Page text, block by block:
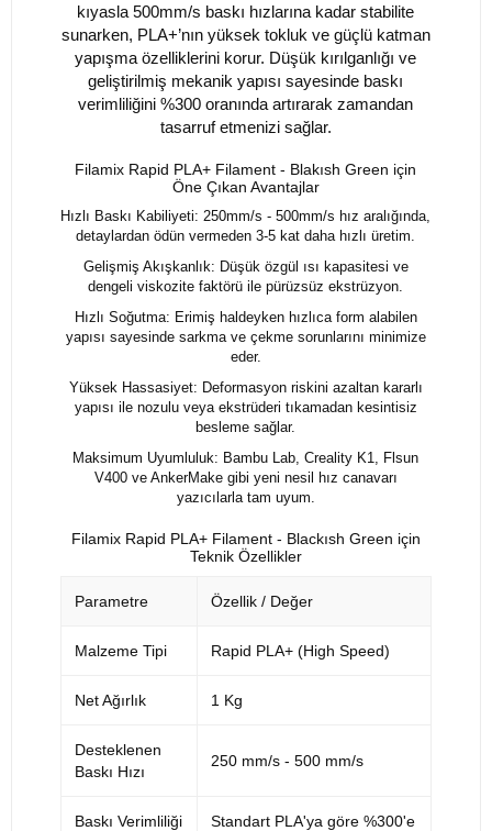
kıyasla 500mm/s baskı hızlarına kadar stabilite
sunarken, PLA+’nın yüksek tokluk ve güçlü katman
yapışma özelliklerini korur. Düşük kırılganlığı ve
geliştirilmiş mekanik yapısı sayesinde baskı
verimliliğini %300 oranında artırarak zamandan
tasarruf etmenizi sağlar.
Filamix Rapid PLA+ Filament - Blakısh Green için
Öne Çıkan Avantajlar
Hızlı Baskı Kabiliyeti: 250mm/s - 500mm/s hız aralığında,
detaylardan ödün vermeden 3-5 kat daha hızlı üretim.
Gelişmiş Akışkanlık: Düşük özgül ısı kapasitesi ve
dengeli viskozite faktörü ile pürüzsüz ekstrüzyon.
Hızlı Soğutma: Erimiş haldeyken hızlıca form alabilen
yapısı sayesinde sarkma ve çekme sorunlarını minimize
eder.
Yüksek Hassasiyet: Deformasyon riskini azaltan kararlı
yapısı ile nozulu veya ekstrüderi tıkamadan kesintisiz
besleme sağlar.
Maksimum Uyumluluk: Bambu Lab, Creality K1, Flsun
V400 ve AnkerMake gibi yeni nesil hız canavarı
yazıcılarla tam uyum.
Filamix Rapid PLA+ Filament - Blackısh Green için
Teknik Özellikler
Parametre Özellik / Değer
Malzeme Tipi Rapid PLA+ (High Speed)
Net Ağırlık 1 Kg
Desteklenen
Baskı Hızı
250 mm/s - 500 mm/s
Baskı Verimliliği
Standart PLA'ya göre %300'e